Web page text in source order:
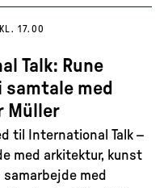
KL. 17.00
Talk: Rune
samtale med
Müller
til International Talk –
med arkitektur, kunst
med